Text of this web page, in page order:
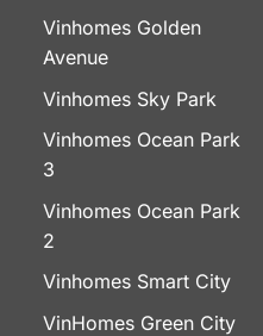
Vinhomes Golden
Avenue
Vinhomes Sky Park
Vinhomes Ocean Park
3
Vinhomes Ocean Park
2
Vinhomes Smart City
VinHomes Green City